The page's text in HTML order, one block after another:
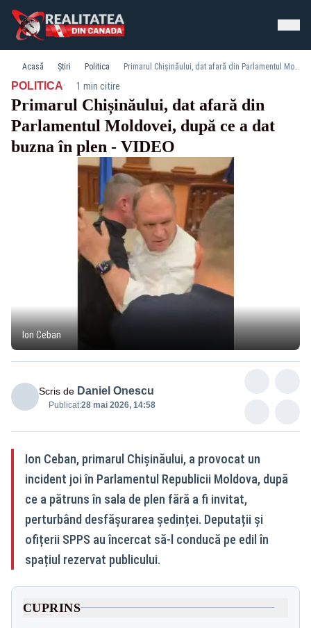
Acasă Știri Politica Primarul Chișinăului, dat afară din Parlamentul Moldovei, după ce a dat buzna în plen - VIDEO
POLITICA· 1 min citire
Primarul Chișinăului, dat afară din
Parlamentul Moldovei, după ce a dat
buzna în plen - VIDEO
Ion Ceban
Scris de Daniel Onescu
Publicat:28 mai 2026, 14:58
Ion Ceban, primarul Chișinăului, a provocat un
incident joi în Parlamentul Republicii Moldova, după
ce a pătruns în sala de plen fără a fi invitat,
perturbând desfășurarea ședinței. Deputații și
ofițerii SPPS au încercat să-l conducă pe edil în
spațiul rezervat publicului.
CUPRINS